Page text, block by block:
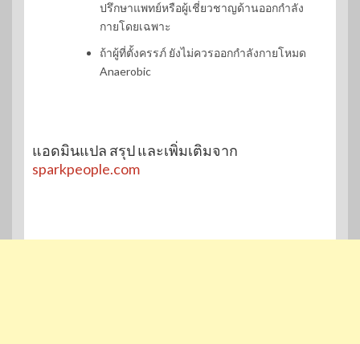
ปรึกษาแพทย์หรือผู้เชี่ยวชาญด้านออกกำลัง
กายโดยเฉพาะ
ถ้าผู้ที่ตั้งครรภ์ ยังไม่ควรออกกำลังกายโหมด
Anaerobic
แอดมินแปล สรุป และเพิ่มเติมจาก
sparkpeople.com